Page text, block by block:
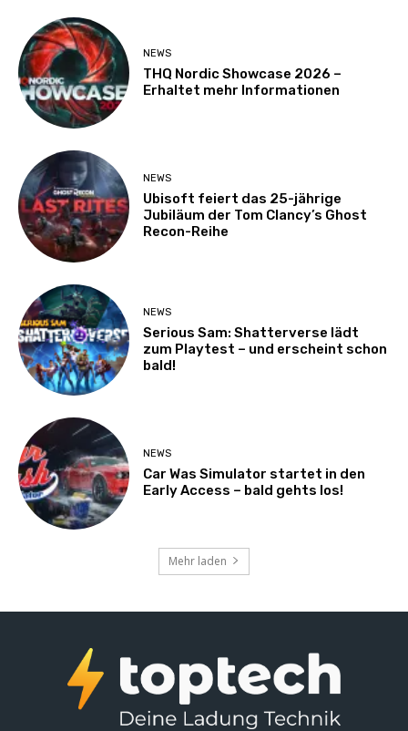
NEWS
THQ Nordic Showcase 2026 –
Erhaltet mehr Informationen
NEWS
Ubisoft feiert das 25-jährige
Jubiläum der Tom Clancy’s Ghost
Recon-Reihe
NEWS
Serious Sam: Shatterverse lädt
zum Playtest – und erscheint schon
bald!
NEWS
Car Was Simulator startet in den
Early Access – bald gehts los!
Mehr laden